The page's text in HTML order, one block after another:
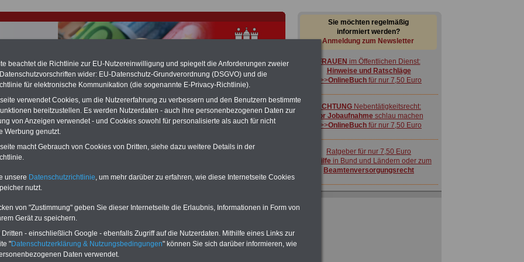
hat die Landesbesoldung von Berlin für die Jahre 2008 bis
erklärt (Berlin muss bisMärz 2027 eine Neuregelung der
die zun hohen Nachzahlungen führen wird). Auch beim Bund
wird es hohe Nachzahlungen geben (Medienberichten
Broschüre heraus, die unmittelbar nach dem Beschluss des Gesetzentwurfs
vorgelegt wird (wahrscheinlich im Quartal.2026 >>>
Beamte und den öffentlichen Dienst in Hamburg:
veröffentlicht
mit drei Ratgebern für nur
für Beamtinnen
PDF-SERVICE:
Sie möchten regelmäßig
informiert werden?
Anmeldung zum Newsletter
FRAUEN im Öffentlichen Dienst:
Hinweise und Ratschläge
>>>OnlineBuch für nur 7,50 Euro
ACHTUNG Nebentätigkeitsrecht:
vor Jobaufnahmeschlau machen
>>>OnlineBuch für nur 7,50 Euro
Ratgeber für nur 7,50 Euro
Beihilfe in Bund und Ländern oder zum
Beamtenversorgungsrecht
beachtet die Richtlinie zur EU-Nutzereinwilligung und spiegelt die Anforderungen zweier
wider: EU-Datenschutz-Grundverordnung (DSGVO) und die
für elektronische Kommunikation (die sogenannte E-Privacy-Richtlinie).
verwendet Cookies, um die Nutzererfahrung zu verbessern und den Benutzern bestimmte
bereitzustellen. Es werden Nutzerdaten - auch ihre personenbezogenen Daten zur
von Anzeigen verwendet - und Cookies sowohl für personalisierte als auch für nicht
Werbung genutzt.
macht Gebrauch von Cookies von Dritten, siehe dazu weitere Details in der
unsere Datenschutzrichtlinie, um mehr darüber zu erfahren, wie diese Internetseite Cookies
nutzt.
von "Zustimmung" geben Sie dieser Internetseite die Erlaubnis, Informationen in Form von
Gerät zu speichern.
- einschließlich Google - ebenfalls Zugriff auf die Nutzerdaten. Mithilfe eines Links zur
"Datenschutzerklärung & Nutzungsbedingungen" können Sie sich darüber informieren, wie
Daten verwendet.